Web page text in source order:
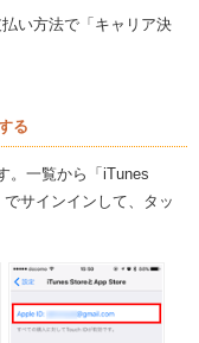
い方法で「キャリア決
る
。一覧から「iTunes
サインインして、タッ